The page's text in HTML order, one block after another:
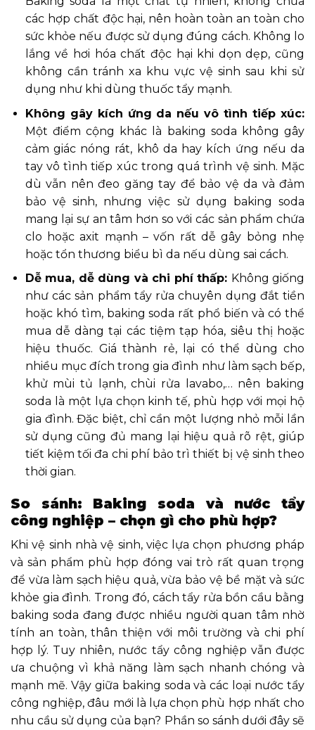
các hợp chất độc hại, nên hoàn toàn an toàn cho
sức khỏe nếu được sử dụng đúng cách. Không lo
lắng về hơi hóa chất độc hại khi dọn dẹp, cũng
không cần tránh xa khu vực vệ sinh sau khi sử
dụng như khi dùng thuốc tẩy mạnh.
Không gây kích ứng da nếu vô tình tiếp xúc:
Một điểm cộng khác là baking soda không gây
cảm giác nóng rát, khô da hay kích ứng nếu da
tay vô tình tiếp xúc trong quá trình vệ sinh. Mặc
dù vẫn nên đeo găng tay để bảo vệ da và đảm
bảo vệ sinh, nhưng việc sử dụng baking soda
mang lại sự an tâm hơn so với các sản phẩm chứa
clo hoặc axit mạnh – vốn rất dễ gây bỏng nhẹ
hoặc tổn thương biểu bì da nếu dùng sai cách.
Dễ mua, dễ dùng và chi phí thấp: Không giống
như các sản phẩm tẩy rửa chuyên dụng đắt tiền
hoặc khó tìm, baking soda rất phổ biến và có thể
mua dễ dàng tại các tiệm tạp hóa, siêu thị hoặc
hiệu thuốc. Giá thành rẻ, lại có thể dùng cho
nhiều mục đích trong gia đình như làm sạch bếp,
khử mùi tủ lạnh, chùi rửa lavabo,… nên baking
soda là một lựa chọn kinh tế, phù hợp với mọi hộ
gia đình. Đặc biệt, chỉ cần một lượng nhỏ mỗi lần
sử dụng cũng đủ mang lại hiệu quả rõ rệt, giúp
tiết kiệm tối đa chi phí bảo trì thiết bị vệ sinh theo
thời gian.
So sánh: Baking soda và nước tẩy
công nghiệp – chọn gì cho phù hợp?
Khi vệ sinh nhà vệ sinh, việc lựa chọn phương pháp
và sản phẩm phù hợp đóng vai trò rất quan trọng
để vừa làm sạch hiệu quả, vừa bảo vệ bề mặt và sức
khỏe gia đình. Trong đó, cách tẩy rửa bồn cầu bằng
baking soda đang được nhiều người quan tâm nhờ
tính an toàn, thân thiện với môi trường và chi phí
hợp lý. Tuy nhiên, nước tẩy công nghiệp vẫn được
ưa chuộng vì khả năng làm sạch nhanh chóng và
mạnh mẽ. Vậy giữa baking soda và các loại nước tẩy
công nghiệp, đâu mới là lựa chọn phù hợp nhất cho
nhu cầu sử dụng của bạn? Phần so sánh dưới đây sẽ